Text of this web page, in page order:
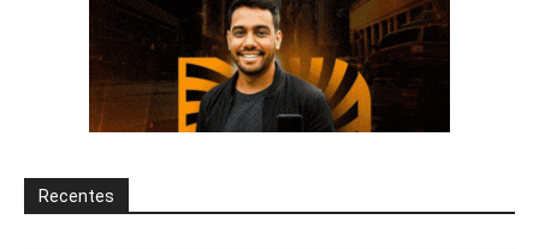
Recentes